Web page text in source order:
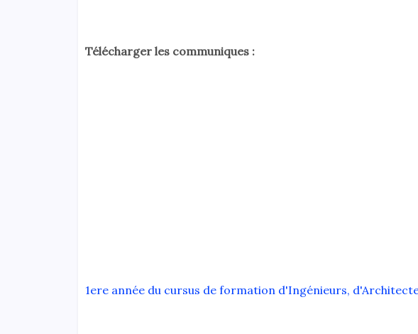
Télécharger les communiques :
1ere année du cursus de formation d'Ingénieurs,